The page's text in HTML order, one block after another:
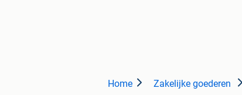
Home Zakelijke goederen